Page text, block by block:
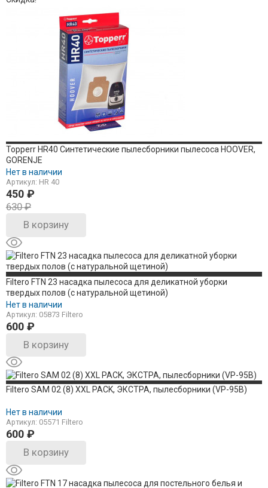
Topperr HR40 Синтетические пылесборники пылесоса HOOVER,
GORENJE
Нет в наличии
Артикул: HR 40
450 ₽
630₽
В корзину
Filtero FTN 23 насадка пылесоса для деликатной уборки
твердых полов (с натуральной щетиной)
Нет в наличии
Артикул: 05873 Filtero
600 ₽
В корзину
Filtero SAM 02 (8) XXL PACK, ЭКСТРА, пылесборники (VP-95B)
Нет в наличии
Артикул: 05571 Filtero
600 ₽
В корзину